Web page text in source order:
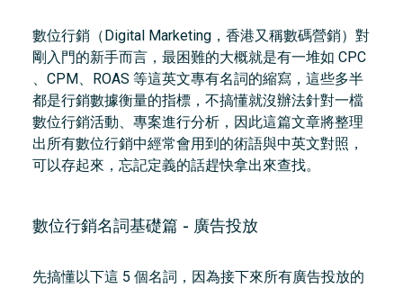
數位行銷（Digital Marketing，香港又稱數碼營銷）對
剛入門的新手而言，最困難的大概就是有一堆如 CPC
、CPM、ROAS 等這英文專有名詞的縮寫，這些多半
都是行銷數據衡量的指標，不搞懂就沒辦法針對一檔
數位行銷活動、專案進行分析，因此這篇文章將整理
出所有數位行銷中經常會用到的術語與中英文對照，
可以存起來，忘記定義的話趕快拿出來查找。
數位行銷名詞基礎篇 - 廣告投放
先搞懂以下這 5 個名詞，因為接下來所有廣告投放的